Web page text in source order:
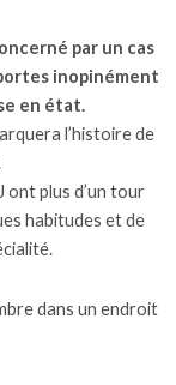
par un cas
inopinément
en état.
l’histoire de
ont plus d’un tour
habitudes et de
dans un endroit